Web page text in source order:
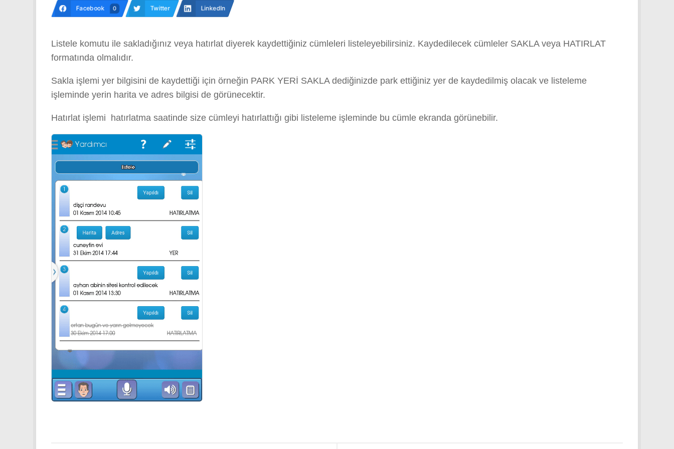
Facebook 0 Twitter LinkedIn
Listele komutu ile sakladığınız veya hatırlat diyerek kaydettiğiniz cümleleri listeleyebilirsiniz. Kaydedilecek cümleler SAKLA veya HATIRLAT
formatında olmalıdır.
Sakla işlemi yer bilgisini de kaydettiği için örneğin PARK YERİ SAKLA dediğinizde park ettiğiniz yer de kaydedilmiş olacak ve listeleme
işleminde yerin harita ve adres bilgisi de görünecektir.
Hatırlat işlemi hatırlatma saatinde size cümleyi hatırlattığı gibi listeleme işleminde bu cümle ekranda görünebilir.